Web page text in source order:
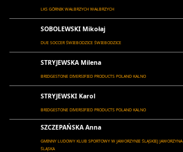
LKS GÓRNIK WAŁBRZYCH WAŁBRZYCH
SOBOLEWSKI Mikołaj
DUE SOCCER ŚWIEBODZICE ŚWIEBODZICE
STRYJEWSKA Milena
BRIDGESTONE DIVERSIFIED PRODUCTS POLAND KALNO
STRYJEWSKI Karol
BRIDGESTONE DIVERSIFIED PRODUCTS POLAND KALNO
SZCZEPAŃSKA Anna
GMINNY LUDOWY KLUB SPORTOWY W JAWORZYNIE ŚLĄSKIEJ JAWORZYNA
ŚLĄSKA